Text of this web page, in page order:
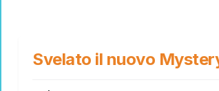
Svelato il nuovo